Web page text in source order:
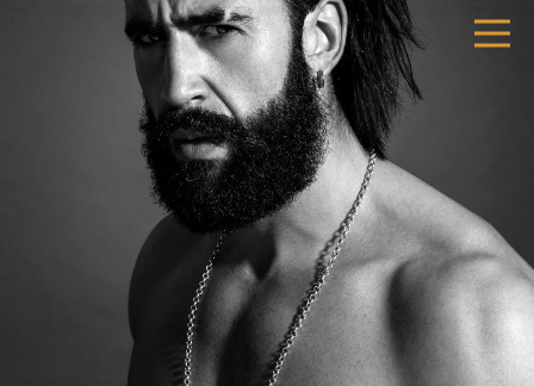
AVR
24
Petite
anecdote
d’une
séance
photo